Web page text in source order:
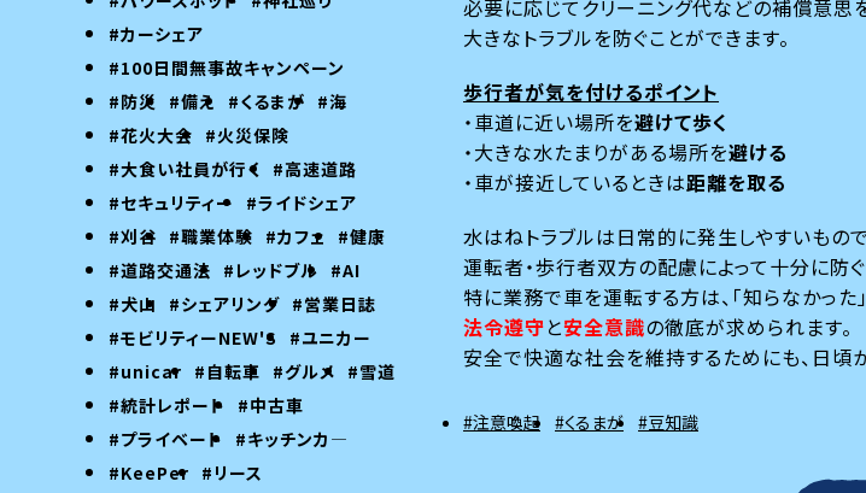
必要に応じてクリーニング代などの補償意思
大きなトラブルを防ぐことができます。
歩行者が気を付けるポイント
・車道に近い場所を避けて歩く
・大きな水たまりがある場所を避ける
・車が接近しているときは距離を取る
水はねトラブルは日常的に発生しやすいもので
運転者・歩行者双方の配慮によって十分に防ぐ
特に業務で車を運転する方は、「知らなかっ
法令遵守と安全意識の徹底が求められます。
安全で快適な社会を維持するためにも、日頃
#注意喚起 #くるまが #豆知識
#カーシェア
#100日間無事故キャンペーン
#防災 #備え #くるまが #海
#花火大会 #火災保険
#大食い社員が行く #高速道路
#セキュリティー
#ライドシェア
#刈谷 #職業体験 #カフェ
#健康
#道路交通法 #レッドブル #AI
#犬山
#シェアリング #営業日誌
#モビリティーNEW'S
#ユニカー
#unicar #自転車 #グルメ #雪道
#統計レポート
#中古車
#プライベート
#キッチンカ―
#KeePer #リース